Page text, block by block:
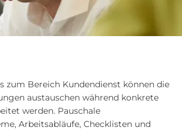
zum Bereich Kundendienst können die
austauschen während konkrete
werden. Pauschale
Arbeitsabläufe, Checklisten und